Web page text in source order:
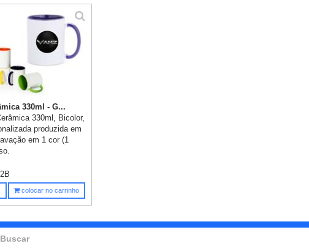
330ml - G...
330ml, Bicolor,
produzida em
em 1 cor (1
colocar no carrinho